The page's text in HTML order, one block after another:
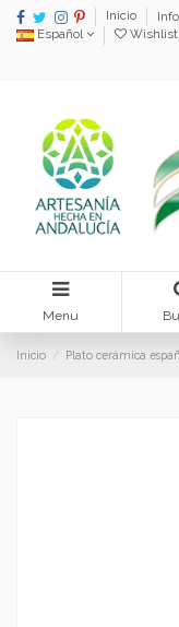
Inicio
Español
Wishlist
Menu
Inicio Plato cerámica